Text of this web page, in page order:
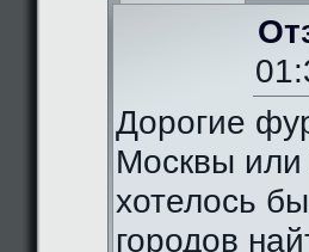
Дорогие
Москвы или
хотелось
городов